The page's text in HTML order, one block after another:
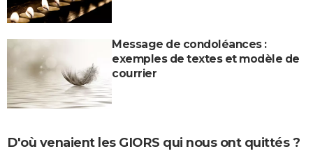
Message de condoléances :
exemples de textes et modèle de
courrier
D'où venaient les GIORS qui nous ont quittés ?